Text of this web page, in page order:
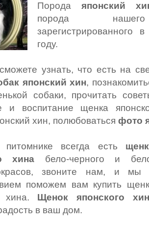
Порода японский
порода
году.
узнать, что есть на
японский хин,
собаки, прочитать
и воспитание щенка
хин, полюбоваться фото
всегда есть
хина бело-черного и
звоните нам, и мы
поможем вам купить
хина. Щенок японского
в ваш дом.